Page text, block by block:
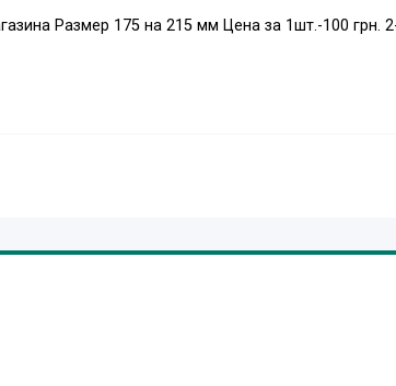
Размер 175 на 215 мм Цена за 1шт.-100 грн.